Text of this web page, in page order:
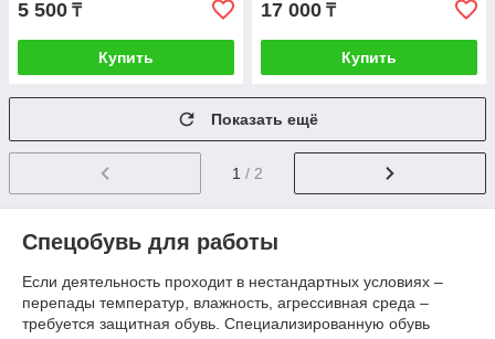
5 500 ₸
Купить
17 000 ₸
Купить
Показать ещё
1 / 2
Спецобувь для работы
Если деятельность проходит в нестандартных условиях –
перепады температур, влажность, агрессивная среда –
требуется защитная обувь. Специализированную обувь